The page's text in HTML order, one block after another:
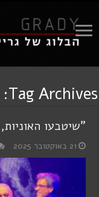
Tag Archives:
"שיטבעו
21 באוקטובר 2025